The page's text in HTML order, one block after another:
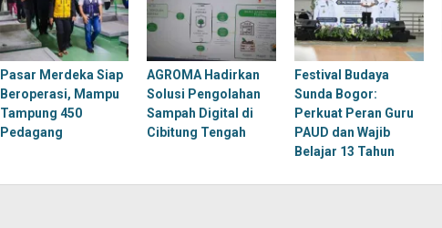
Pasar Merdeka Siap
Beroperasi, Mampu
Tampung 450
Pedagang
AGROMA Hadirkan
Solusi Pengolahan
Sampah Digital di
Cibitung Tengah
Festival Budaya
Sunda Bogor:
Perkuat Peran Guru
PAUD dan Wajib
Belajar 13 Tahun